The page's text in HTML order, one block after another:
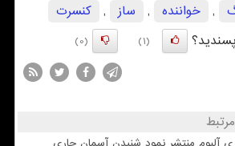
, خواننده , ساز ,
كنسرت
(1)
(0)